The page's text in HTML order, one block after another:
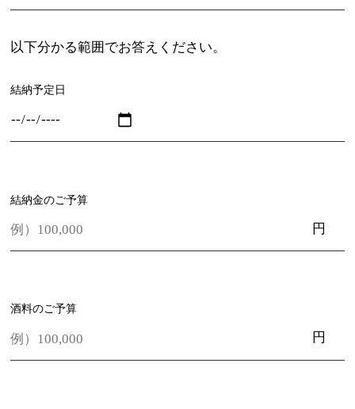
以下分かる範囲でお答えください。
結納予定日
結納金のご予算
円
酒料のご予算
円